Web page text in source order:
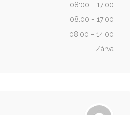
08:00 - 17:00
08:00 - 17:00
08:00 - 14:00
Zárva